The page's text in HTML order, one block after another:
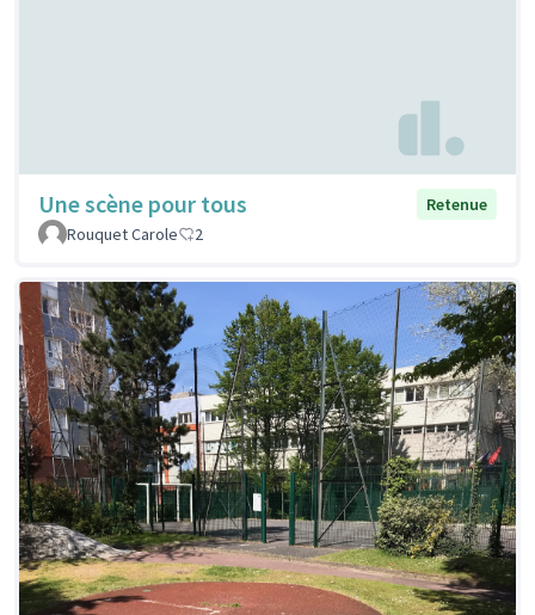
Une scène pour tous
Retenue
Rouquet Carole
2